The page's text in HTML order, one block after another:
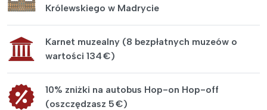
Królewskiego w Madrycie
Karnet muzealny (8 bezpłatnych muzeów o
wartości 134 €)
10% zniżki na autobus Hop-on Hop-off
(oszczędzasz 5 €)